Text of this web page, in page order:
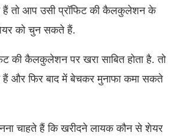
हैं तो आप उसी प्रॉफिट की कैलकुलेशन के
को चुन सकते हैं.
की कैलकुलेशन पर खरा साबित होता है. तो
और फिर बाद में बेचकर मुनाफा कमा सकते
चाहते हैं कि खरीदने लायक कौन से शेयर